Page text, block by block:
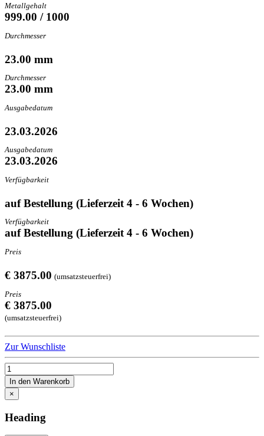
Metallgehalt
999.00 / 1000
Durchmesser
23.00 mm
Durchmesser
23.00 mm
Ausgabedatum
23.03.2026
Ausgabedatum
23.03.2026
Verfügbarkeit
auf Bestellung (Lieferzeit 4 - 6 Wochen)
Verfügbarkeit
auf Bestellung (Lieferzeit 4 - 6 Wochen)
Preis
€ 3875.00 (umsatzsteuerfrei)
Preis
€ 3875.00
(umsatzsteuerfrei)
Zur Wunschliste
In den Warenkorb
×
Heading